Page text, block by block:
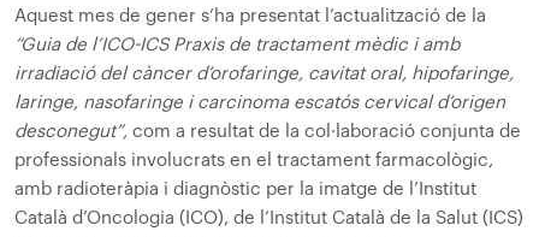
Aquest mes de gener s’ha presentat l’actualització de la
“Guia de l’ICO-ICS Praxis de tractament mèdic i amb
irradiació del càncer d’orofaringe, cavitat oral, hipofaringe,
laringe, nasofaringe i carcinoma escatós cervical d’origen
desconegut”, com a resultat de la col·laboració conjunta de
professionals involucrats en el tractament farmacològic,
amb radioteràpia i diagnòstic per la imatge de l’Institut
Català d’Oncologia (ICO), de l’Institut Català de la Salut (ICS)